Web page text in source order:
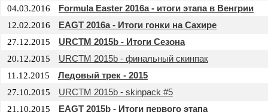
04.03.2016 Formula Easter 2016a - итоги этапа в Венгрии
12.02.2016 EAGT 2016a - Итоги гонки на Сахире
27.12.2015 URCTM 2015b - Итоги Сезона
20.12.2015 URCTM 2015b - финальный скинпак
11.12.2015 Ледовый трек - 2015
27.10.2015 URCTM 2015b - skinpack #5
21.10.2015 EAGT 2015b - Итоги первого этапа